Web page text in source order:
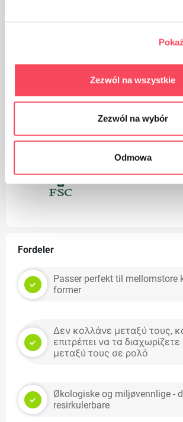
Zezwól na wszystkie
Zezwól na wybór
Odmowa
Fordeler
Passer perfekt til mellomstore
former
Δεν κολλάνε μεταξύ τους,
επιτρέπει να τα
μεταξύ τους σε ρολό
Økologiske og miljøvennlige -
resirkulerbare